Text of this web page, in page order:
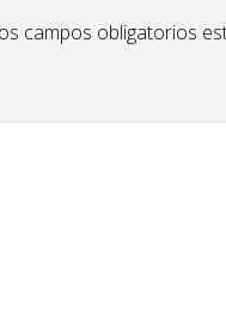
campos obligatorios